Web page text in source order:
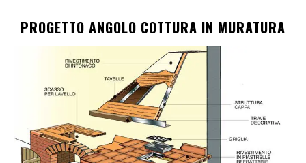
PROGETTO ANGOLO COTTURA IN MURATURA